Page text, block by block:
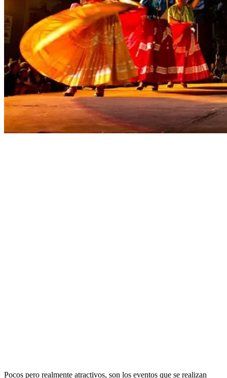
Pocos pero realmente atractivos, son los eventos que se realizan